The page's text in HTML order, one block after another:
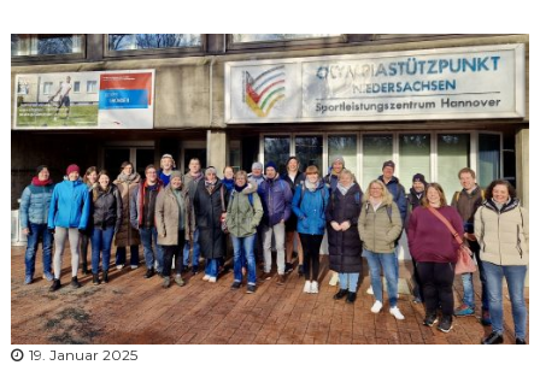
d
N
i
e
d
e
r
s
a
c
h
19. Januar 2025